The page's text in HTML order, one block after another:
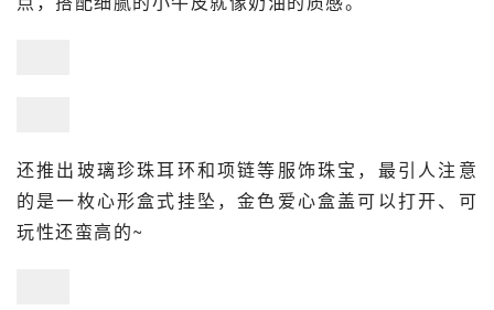
还推出玻璃珍珠耳环和项链等服饰珠宝，最引人注意
的是一枚心形盒式挂坠，金色爱心盒盖可以打开、可
玩性还蛮高的~